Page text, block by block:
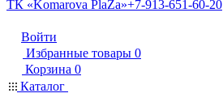
ТК «Komarova PlaZa»+7-913-651-60-20
Войти
Избранные товары 0
Корзина 0
Каталог